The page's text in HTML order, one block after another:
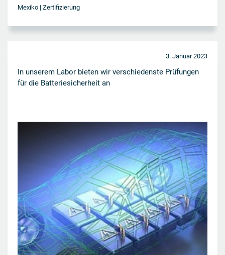
Mexiko | Zertifizierung
3. Januar 2023
In unserem Labor bieten wir verschiedenste Prüfungen
für die Batteriesicherheit an